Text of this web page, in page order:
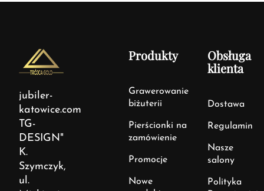
jubiler-
katowice.com
TG-
DESIGN"
K.
Szymczyk,
ul.
Produkty
Grawerowanie
biżuterii
Pierścionki na
zamówienie
Promocje
Nowe
Obsługa
klienta
Dostawa
Regulamin
Nasze
salony
Polityka